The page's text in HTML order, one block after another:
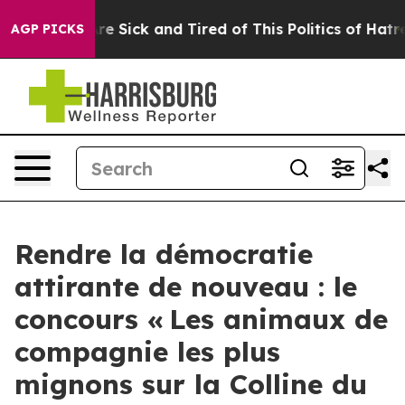
AGP PICKS
Are Sick and Tired of This Politics of Hatred” The
Rendre la démocratie
attirante de nouveau : le
concours « Les animaux de
compagnie les plus
mignons sur la Colline du